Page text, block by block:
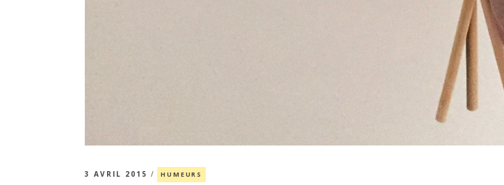
3 AVRIL 2015 HUMEURS